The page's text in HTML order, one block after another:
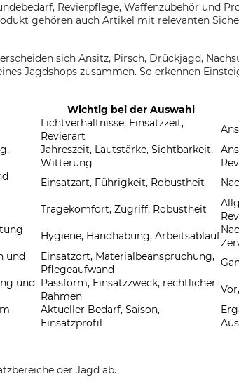
Revierpflege, Waffenzubehör und
gehören auch Artikel mit relevanten
sich Ansitz, Pirsch, Drückjagd,
Jagdshops zusammen. So erkennen
Wichtig bei der Auswahl
Lichtverhältnisse, Einsatzzeit,
Revierart
Jahreszeit, Lautstärke, Sichtbarkeit,
Witterung
Einsatzart, Führigkeit, Robustheit
Tragekomfort, Zugriff, Robustheit
Hygiene, Handhabung, Arbeitsablauf
und
Einsatzort, Materialbeanspruchung,
Pflegeaufwand
und Passform, Einsatzzweck, rechtlicher
Rahmen
Aktueller Bedarf, Saison,
Einsatzprofil
der Jagd ab.